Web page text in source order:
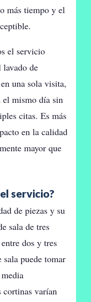
más tiempo y el
el servicio
de
una sola visita,
el mismo día sin
citas. Es más
en la calidad
mayor que
servicio?
de piezas y su
sala de tres
dos y tres
puede tomar
cortinas varían